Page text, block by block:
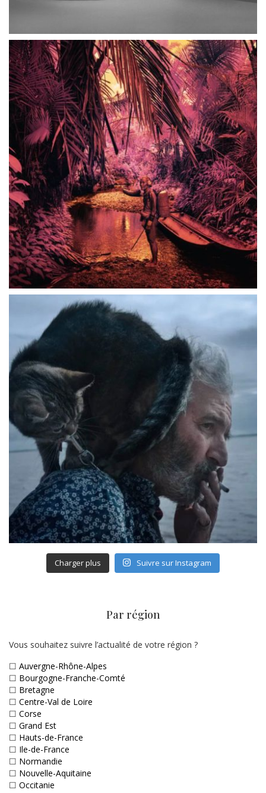
Charger plus Suivre sur Instagram
Par région
Vous souhaitez suivre l’actualité de votre région ?
☐ Auvergne-Rhône-Alpes
☐ Bourgogne-Franche-Comté
☐ Bretagne
☐ Centre-Val de Loire
☐ Corse
☐ Grand Est
☐ Hauts-de-France
☐ Ile-de-France
☐ Normandie
☐ Nouvelle-Aquitaine
☐ Occitanie